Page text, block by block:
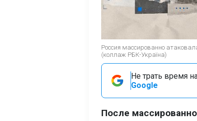
Россия массированно
(коллаж РБК-Україна)
Не трать время
Google
После